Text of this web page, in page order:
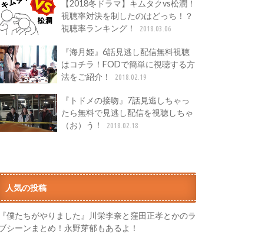
【2018冬ドラマ】キムタクvs松潤！
視聴率対決を制したのはどっち！？
視聴率ランキング！
2018.03.06
『海月姫』6話見逃し配信無料視聴
はコチラ！FODで簡単に視聴する方
法をご紹介！
2018.02.19
『トドメの接吻』7話見逃しちゃっ
たら無料で見逃し配信を視聴しちゃ
（お）う！
2018.02.18
人気の投稿
『僕たちがやりました』川栄李奈と窪田正孝とかのラ
シーンまとめ！永野芽郁もあるよ！